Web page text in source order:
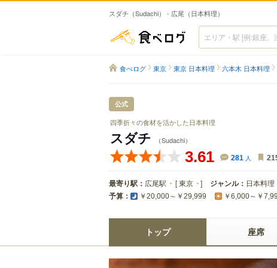
スダチ（Sudachi） - 広尾（日本料理）
食べログ
食べログ 東京 東京 日本料理 六本木 日本料理
公式
四季折々の食材を活かした日本料理
スダチ （Sudachi）
3.61 281 人
最寄り駅： 広尾駅 [東京 ] ジャンル： 日本料理
予算： ￥20,000～￥29,999 ￥6,000～￥
トップ 座席